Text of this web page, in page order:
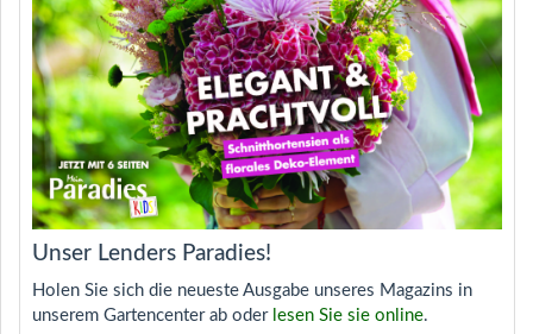
Unser Lenders Paradies!
Holen Sie sich die neueste Ausgabe unseres Magazins in
unserem Gartencenter ab oder lesen Sie sie online.